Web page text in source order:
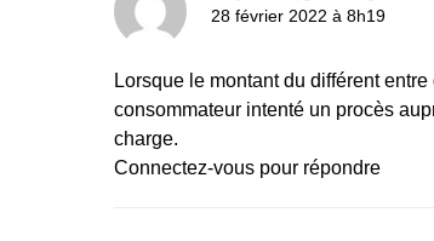
28 février 2022 à 8h19
Lorsque le montant du différent
consommateur intenté un procès
charge.
Connectez-vous pour répondre